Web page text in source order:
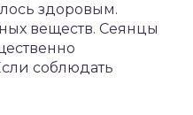
здоровым.
веществ. Сеянцы
соблюдать